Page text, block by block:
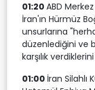
01:20 ABD
İran'ın Hürmüz
unsurlarına
düzenlediğini ve
karşılık
01:00 İran Silahlı